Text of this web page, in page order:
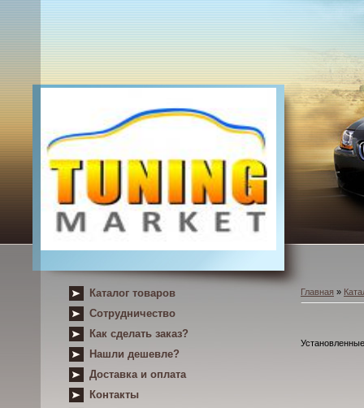
Каталог товаров
Сотрудничество
Как сделать заказ?
Нашли дешевле?
Доставка и оплата
Контакты
Главная »